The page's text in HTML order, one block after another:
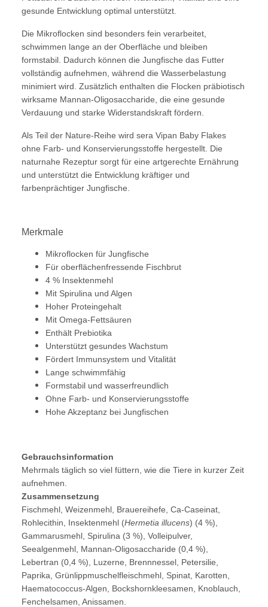
gesunde Entwicklung optimal unterstützt.
Die Mikroflocken sind besonders fein verarbeitet,
schwimmen lange an der Oberfläche und bleiben
formstabil. Dadurch können die Jungfische das Futter
vollständig aufnehmen, während die Wasserbelastung
minimiert wird. Zusätzlich enthalten die Flocken präbiotisch
wirksame Mannan-Oligosaccharide, die eine gesunde
Verdauung und starke Widerstandskraft fördern.
Als Teil der Nature-Reihe wird sera Vipan Baby Flakes
ohne Farb- und Konservierungsstoffe hergestellt. Die
naturnahe Rezeptur sorgt für eine artgerechte Ernährung
und unterstützt die Entwicklung kräftiger und
farbenprächtiger Jungfische.
Merkmale
Mikroflocken für Jungfische
Für oberflächenfressende Fischbrut
4 % Insektenmehl
Mit Spirulina und Algen
Hoher Proteingehalt
Mit Omega-Fettsäuren
Enthält Prebiotika
Unterstützt gesundes Wachstum
Fördert Immunsystem und Vitalität
Lange schwimmfähig
Formstabil und wasserfreundlich
Ohne Farb- und Konservierungsstoffe
Hohe Akzeptanz bei Jungfischen
Gebrauchsinformation
Mehrmals täglich so viel füttern, wie die Tiere in kurzer Zeit
aufnehmen.
Zusammensetzung
Fischmehl, Weizen­mehl, Brauerei­hefe, Ca-Caseinat,
Rohlecithin, Insektenmehl (Hermetia illucens) (4 %),
Gammarusmehl, Spirulina (3 %), Volleipulver,
Seealgenmehl, Mannan-Oligo­saccharide (0,4 %),
Lebertran (0,4 %), Luzerne, Brenn­nessel, Petersilie,
Paprika, Grünlippmuschelfleischmehl, Spinat, Karotten,
Haematococcus-Algen, Bockshornkleesamen, Knoblauch,
Fenchelsamen, Anissamen.